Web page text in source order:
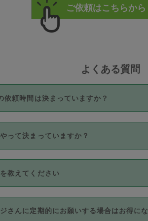
よくある質問
依頼時間は決まっていますか？
き3時間固定です。3時間を超えて依頼し
利用いただくには、タスカジさんに事前
なお、3時間を下回っても、値引き等は
って決まっていますか？
帯の中からタスカジさん自身が価格を選
の価格設定には最初は制限があり、レビ
能な最高額が上がっていく仕組みになっ
教えてください
クレジットカード（Visa／Master／JCB
なります。
さんに定期的にお願いする場合はお得に